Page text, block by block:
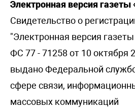
Электронная версия газеты
Свидетельство о
"Электронная версия
ФС 77 - 71258 от 10 октября
выдано Федеральной
сфере связи,
массовых коммуникаций